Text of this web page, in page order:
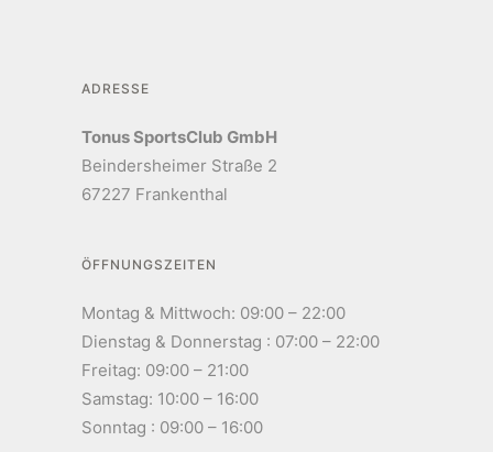
ADRESSE
Tonus SportsClub GmbH
Beindersheimer Straße 2
67227 Frankenthal
ÖFFNUNGSZEITEN
Montag & Mittwoch: 09:00 – 22:00
Dienstag & Donnerstag : 07:00 – 22:00
Freitag: 09:00 – 21:00
Samstag: 10:00 – 16:00
Sonntag : 09:00 – 16:00